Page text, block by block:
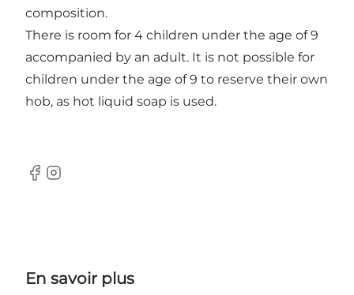
composition.
There is room for 4 children under the age of 9
accompanied by an adult. It is not possible for
children under the age of 9 to reserve their own
hob, as hot liquid soap is used.
Facebook
Instagram
En savoir plus